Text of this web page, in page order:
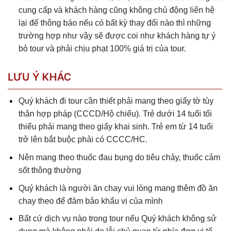
cung cấp và khách hàng cũng không chủ động liên hệ
lại để thông báo nếu có bất kỳ thay đổi nào thì những
trường hợp như vậy sẽ được coi như khách hàng tự ý
bỏ tour và phải chịu phạt 100% giá trị của tour.
LƯU Ý KHÁC
Quý khách đi tour cần thiết phải mang theo giấy tờ tùy
thân hợp pháp (CCCD/Hộ chiếu). Trẻ dưới 14 tuổi tối
thiểu phải mang theo giấy khai sinh. Trẻ em từ 14 tuổi
trở lên bắt buộc phải có CCCC/HC.
Nên mang theo thuốc đau bụng do tiêu chảy, thuốc cảm
sốt thông thường
Quý khách là người ăn chay vui lòng mang thêm đồ ăn
chay theo để đảm bảo khẩu vị của mình
Bất cứ dịch vụ nào trong tour nếu Quý khách không sử